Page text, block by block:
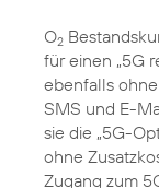
O2
für einen „5G
ebenfalls
SMS und E-
sie die „5G-
ohne
Zugang zum